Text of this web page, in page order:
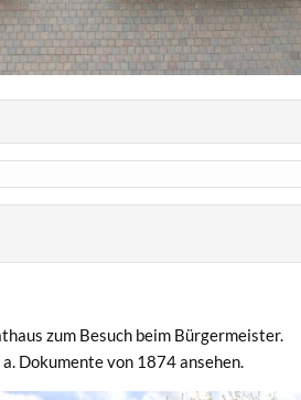
zum Besuch beim Bürgermeister.
Dokumente von 1874 ansehen.